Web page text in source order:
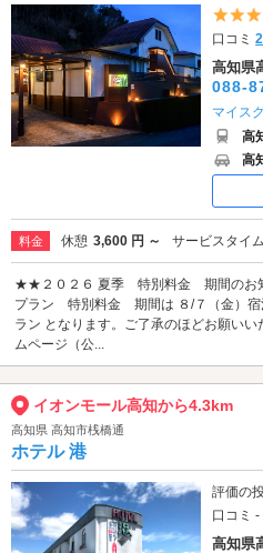
口コミ
高知県
088-
マイス
高
高
料金 休憩 3,600 円 ～ サービスタイム
★★２０２６ 夏季 特別料金 期間の
プラン 特別料金 期間は ８/７（金）
ラン となります。ご了承のほどお願い
ムページ（公...
イオンモール高知から4.3km
高知県 高知市桟橋通
ホテル 港
評価の
口コミ -
高知県